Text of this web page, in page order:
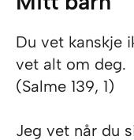
Du vet kanskje
vet alt om deg.
(Salme 139, 1)
Jeg vet når du